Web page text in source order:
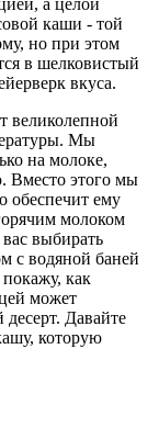
каши - той
но при этом
в шелковистый
вкуса.
великолепной
Мы
на молоке,
Вместо этого мы
обеспечит ему
молоком
выбирать
с водяной баней
как
может
Давайте
которую